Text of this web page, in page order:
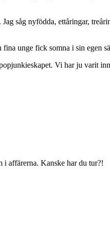
såg nyfödda, ettåringar,
unge fick somna i sin egen
Vi har ju varit
i affärerna. Kanske har du tur?!